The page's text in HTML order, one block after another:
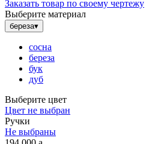
Заказать товар по своему чертежу
Выберите материал
береза▾
сосна
береза
бук
дуб
Выберите цвет
Цвет не выбран
Ручки
Не выбраны